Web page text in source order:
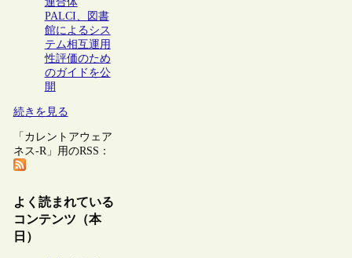
PALCI、図書
館によるシス
テム相互運用
性評価のため
のガイドを公
開
続きを見る
「カレントアウェア
ネス-R」用のRSS：
よく読まれている
コンテンツ（本
日）